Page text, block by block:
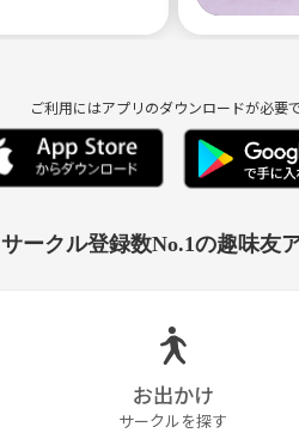
ご利用にはアプリのダウンロードが必要
サークル登録数No.1の趣味友
お出かけ
サークルを探す